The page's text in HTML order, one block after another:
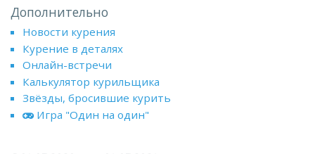
Дополнительно
Новости курения
Курение в деталях
Онлайн-встречи
Калькулятор курильщика
Звёзды, бросившие курить
Игра "Один на один"